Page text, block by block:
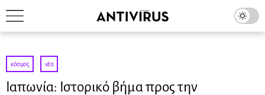
κόσμος · νέα
Ιαπωνία: Ιστορικό βήμα προς την